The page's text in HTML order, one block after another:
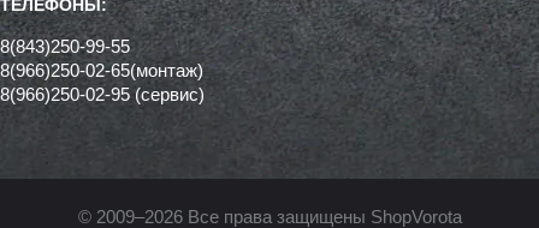
ТЕЛЕФОНЫ:
8(843)250-99-55
8(966)250-02-65(монтаж)
8(966)250-02-95 (сервис)
© 2009–2026 Все права защищены ShopVorota